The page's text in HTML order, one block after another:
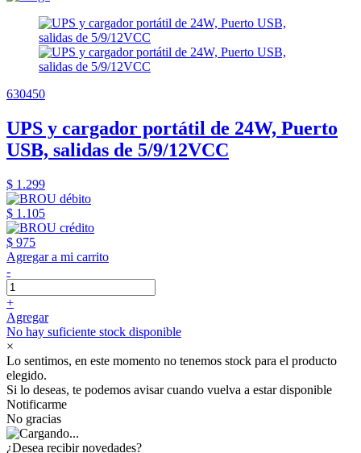
630450
UPS y cargador portátil de 24W, Puerto
USB, salidas de 5/9/12VCC
$ 1.299
$ 1.105
$ 975
Agregar a mi carrito
-
+
Agregar
No hay suficiente stock disponible
×
Lo sentimos, en este momento no tenemos stock para el producto
elegido.
Si lo deseas, te podemos avisar cuando vuelva a estar disponible
Notificarme
No gracias
¿Desea recibir novedades?